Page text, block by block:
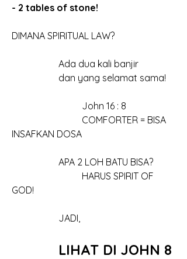
- 2 tables of stone!
DIMANA SPIRITUAL LAW?
		Ada dua kali banjir
		dan yang selamat sama!
			John 16 : 8
INSAFKAN DOSA
		APA 2 LOH BATU BISA?
GOD!
		JADI,
LIHAT DI JOHN 8